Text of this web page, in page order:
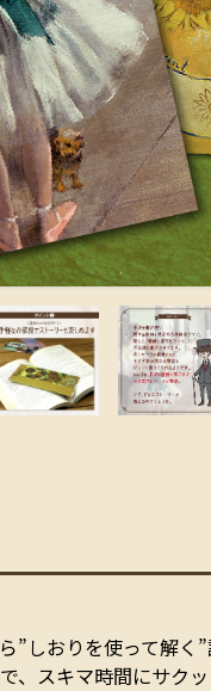
しおりを使って解く”
、スキマ時間にサク